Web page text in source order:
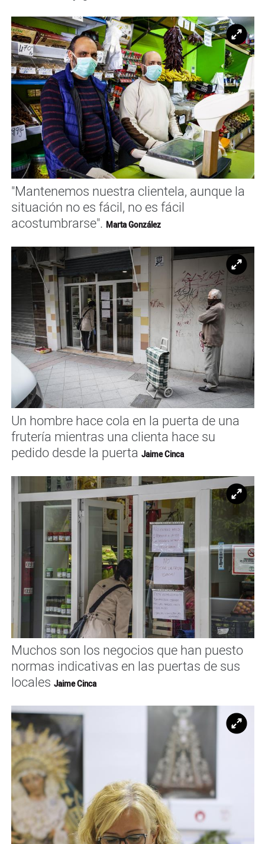
"Mantenemos nuestra clientela, aunque la
situación no es fácil, no es fácil
acostumbrarse". Marta González
Un hombre hace cola en la puerta de una
frutería mientras una clienta hace su
pedido desde la puerta Jaime Cinca
Muchos son los negocios que han puesto
normas indicativas en las puertas de sus
locales Jaime Cinca